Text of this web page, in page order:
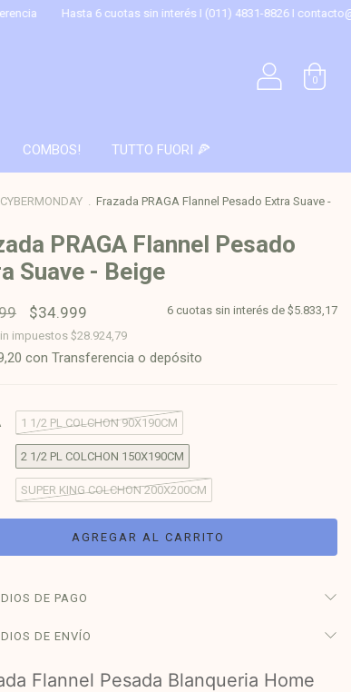
cuotas sin interés I (011) 4831-8826 I
0
COMBOS! TUTTO FUORI 🍕
CYBERMONDAY . Frazada PRAGA Flannel Pesado Extra Suave -
PRAGA Flannel Pesado
Suave - Beige
$34.999 6 cuotas sin interés de $5.833,17
impuestos$28.924,79
con Transferencia o depósito
1 1/2 PL COLCHON 90X190CM
2 1/2 PL COLCHON 150X190CM
SUPER KING COLCHON 200X200CM
DE PAGO
DE ENVÍO
Flannel Pesada Blanqueria Home